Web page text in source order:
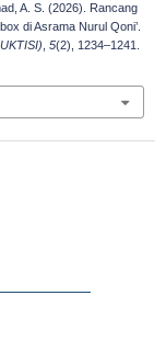
A. S. (2026). Rancang
di Asrama Nurul Qoni’.
5(2), 1234–1241.